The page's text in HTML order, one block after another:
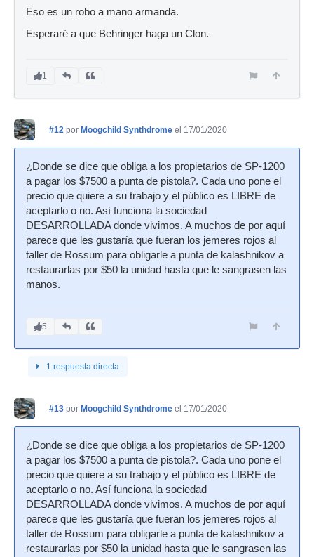
Eso es un robo a mano armanda.
Esperaré a que Behringer haga un Clon.
1
#12 por Moogchild Synthdrome el 17/01/2020
¿Donde se dice que obliga a los propietarios de SP-1200
a pagar los $7500 a punta de pistola?. Cada uno pone el
precio que quiere a su trabajo y el público es LIBRE de
aceptarlo o no. Así funciona la sociedad
DESARROLLADA donde vivimos. A muchos de por aquí
parece que les gustaría que fueran los jemeres rojos al
taller de Rossum para obligarle a punta de kalashnikov a
restaurarlas por $50 la unidad hasta que le sangrasen las
manos.
5
1 respuesta directa
#13 por Moogchild Synthdrome el 17/01/2020
¿Donde se dice que obliga a los propietarios de SP-1200
a pagar los $7500 a punta de pistola?. Cada uno pone el
precio que quiere a su trabajo y el público es LIBRE de
aceptarlo o no. Así funciona la sociedad
DESARROLLADA donde vivimos. A muchos de por aquí
parece que les gustaría que fueran los jemeres rojos al
taller de Rossum para obligarle a punta de kalashnikov a
restaurarlas por $50 la unidad hasta que le sangrasen las